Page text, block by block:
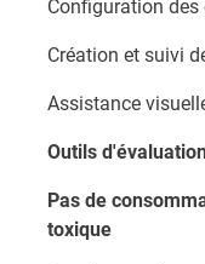
Configuration des
Création et suivi
Assistance
Outils
Pas de
toxique